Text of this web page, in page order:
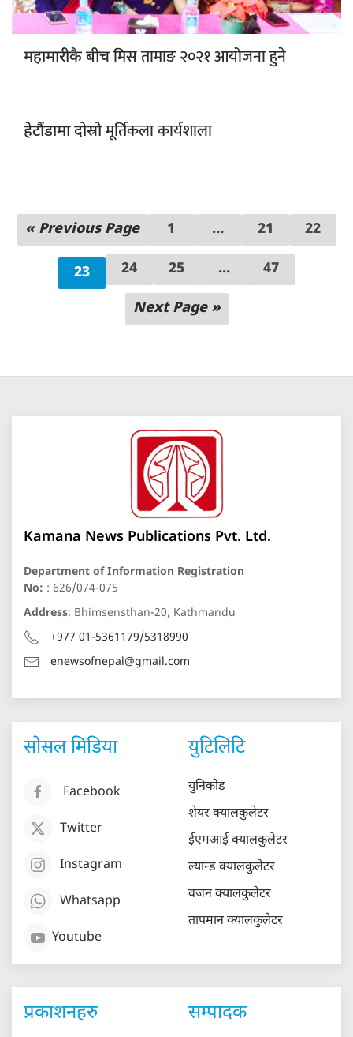
महामारीकै बीचमिस तामाङ २०२१ आयोजना हुने
हेटौंडामा दोस्रोमूर्तिकला कार्यशाला
« Previous Page 1 … 21 22
23 24 25 ... 47
Next Page »
Kamana News Publications Pvt. Ltd.
Department of Information Registration
No: : 626/074-075
Address: Bhimsensthan-20, Kathmandu
+977 01-5361179/5318990
enewsofnepal@gmail.com
सोसल मिडिया
Facebook
Twitter
Instagram
Whatsapp
Youtube
युटिलिटि
युनिकोड
शेयर क्यालकुलेटर
ईएमआई क्यालकुलेटर
ल्यान्ड क्यालकुलेटर
वजन क्यालकुलेटर
तापमान क्यालकुलेटर
प्रकाशनहरु सम्पादक